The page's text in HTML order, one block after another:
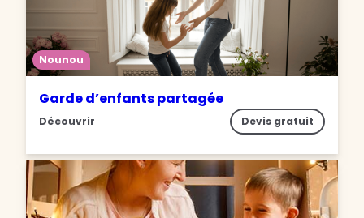
Nounou
Garde d’enfants partagée
Découvrir Devis gratuit